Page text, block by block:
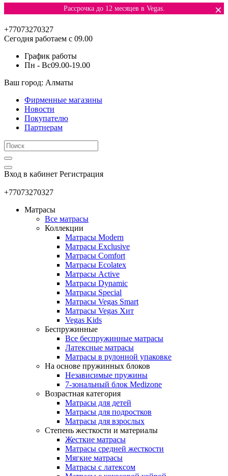
Рассрочка до 12 месяцев в Vegas. ×
+77073270327
Сегодня работаем с 09.00
График работы
Пн - Вс09.00-19.00
Ваш город: Алматы
Фирменные магазины
Новости
Покупателю
Партнерам
Вход в кабинет Регистрация
+77073270327
Матрасы
Все матрасы
Коллекции
Матрасы Modern
Матрасы Exclusive
Матрасы Comfort
Матрасы Ecolatex
Матрасы Active
Матрасы Dynamic
Матрасы Special
Матрасы Vegas Smart
Матрасы Vegas Хит
Vegas Kids
Беспружинные
Все беспружинные матрасы
Латексные матрасы
Матрасы в рулонной упаковке
На основе пружинных блоков
Независимые пружины
7-зональный блок Medizone
Возрастная категория
Матрасы для детей
Матрасы для подростков
Матрасы для взрослых
Степень жесткости и материалы
Жесткие матрасы
Матрасы средней жесткости
Мягкие матрасы
Матрасы с латексом